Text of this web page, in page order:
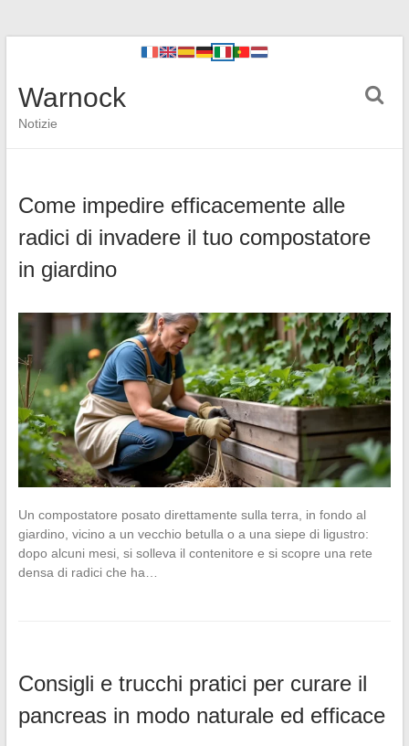
Warnock
Notizie
Come impedire efficacemente alle
radici di invadere il tuo compostatore
in giardino
Un compostatore posato direttamente sulla terra, in fondo al
giardino, vicino a un vecchio betulla o a una siepe di ligustro:
dopo alcuni mesi, si solleva il contenitore e si scopre una rete
densa di radici che ha…
Consigli e trucchi pratici per curare il
pancreas in modo naturale ed efficace